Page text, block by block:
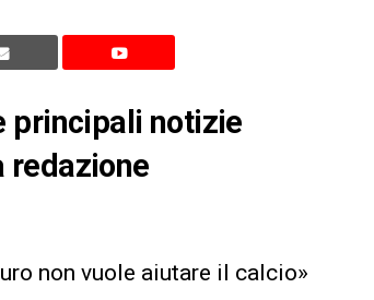
principali notizie
redazione
non vuole aiutare il calcio»